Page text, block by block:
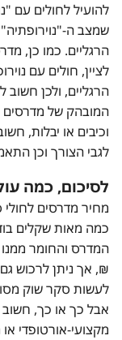
להועיל לחולים עם
שמצב ה-
הרגליים. כמו כן,
לציין, חולים עם
הרגליים, ולכן
המובהק של מדרסים
וכיבים או יבלות,
לגבי הצורך וכן
לסיכום, כמה
מחיר מדרסים לחולי
כמה מאות שקלים
₪, אך ניתן לרכוש
לעשות סקר שוק
אבל כך או כך,
מקצועי-אורטופדי